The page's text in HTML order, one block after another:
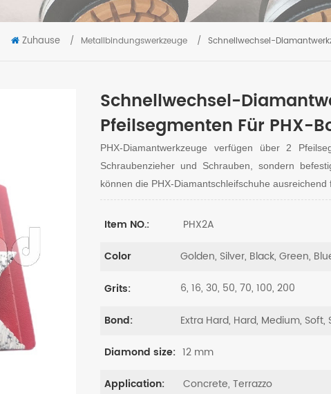
Zuhause / Metallbindungswerkzeuge / Schnellwechsel-
Schnellwechsel-
Pfeilsegmenten Für PHX-
PHX-Diamantwerkzeuge verfügen über 2
Schraubenzieher und Schrauben, sondern
können die PHX-Diamantschleifschuhe
Item NO.: PHX2A
Color Golden, Silver, Black, Green,
Grits: 6, 16, 30, 50, 70, 100, 200
Bond: Extra Hard, Hard, Medium,
Diamond size: 12 mm
Application: Concrete, Terrazzo